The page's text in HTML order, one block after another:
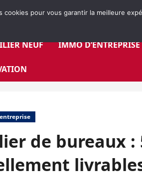
NEUF IMMO D’ENTREPRISE
de bureaux :
livrables
cookies pour vous garantir la meilleure